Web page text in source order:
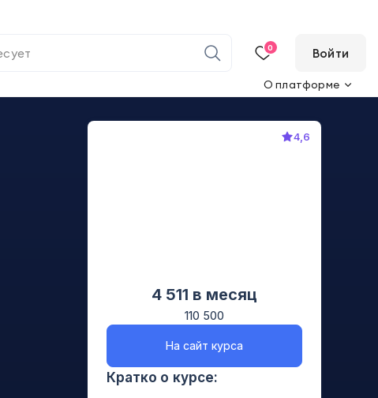
0 Войти
О платформе
4,6
4 511 в месяц
110 500
На сайт курса
Кратко о курсе: